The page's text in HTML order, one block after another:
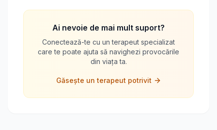
Ai nevoie de mai mult suport?
Conectează-te cu un terapeut specializat
care te poate ajuta să navighezi provocările
din viața ta.
Găsește un terapeut potrivit